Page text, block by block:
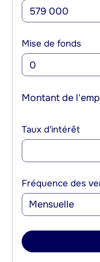
Mise de fonds
Montant de
Taux d'intérêt
Fréquence des
Mensuelle